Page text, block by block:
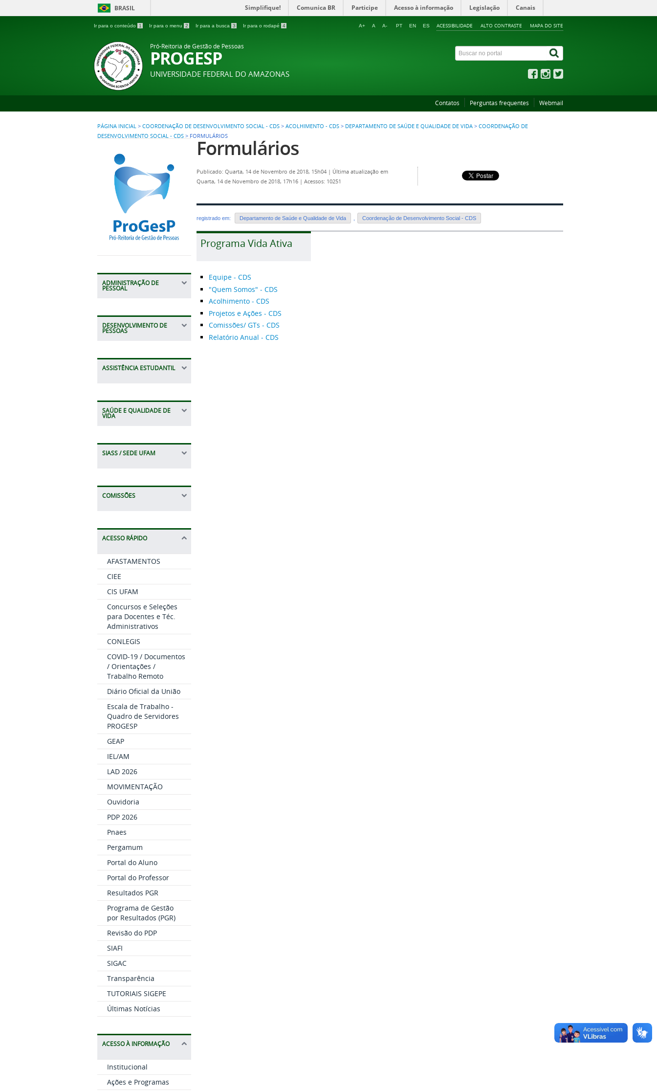
BRASIL Simplifique! Comunica BR Participe Acesso à informação Legislação Canais
Ir para o conteúdo 1 Ir para o menu 2 Ir para a busca 3 Ir para o rodapé 4 ACESSIBILIDADE ALTO CONTRASTE MAPA DO SITE
A+ A A- PT EN ES
Pró-Reitoria de Gestão de Pessoas
PROGESP
UNIVERSIDADE FEDERAL DO AMAZONAS
Contatos Perguntas frequentes Webmail
PÁGINA INICIAL > COORDENAÇÃO DE DESENVOLVIMENTO SOCIAL - CDS > ACOLHIMENTO - CDS > DEPARTAMENTO DE SAÚDE E QUALIDADE DE VIDA > COORDENAÇÃO DE
DESENVOLVIMENTO SOCIAL - CDS > FORMULÁRIOS
ADMINISTRAÇÃO DE
PESSOAL
DESENVOLVIMENTO DE
PESSOAS
ASSISTÊNCIA ESTUDANTIL
SAÚDE E QUALIDADE DE
VIDA
SIASS / SEDE UFAM
COMISSÕES
ACESSO RÁPIDO
AFASTAMENTOS
CIEE
CIS UFAM
Concursos e Seleções
para Docentes e Téc.
Administrativos
CONLEGIS
COVID-19 / Documentos
/ Orientações /
Trabalho Remoto
Diário Oficial da União
Escala de Trabalho -
Quadro de Servidores
PROGESP
GEAP
IEL/AM
LAD 2026
MOVIMENTAÇÃO
Ouvidoria
PDP 2026
Pnaes
Pergamum
Portal do Aluno
Portal do Professor
Resultados PGR
Programa de Gestão
por Resultados (PGR)
Revisão do PDP
SIAFI
SIGAC
Transparência
TUTORIAIS SIGEPE
Últimas Notícias
ACESSO À INFORMAÇÃO
Institucional
Ações e Programas
Formulários
Publicado: Quarta, 14 de Novembro de 2018, 15h04 | Última atualização em
Quarta, 14 de Novembro de 2018, 17h16 | Acessos: 10251
registrado em: Departamento de Saúde e Qualidade de Vida Coordenação de Desenvolvimento Social - CDS
Programa Vida Ativa
Equipe - CDS
"Quem Somos" - CDS
Acolhimento - CDS
Projetos e Ações - CDS
Comissões/ GTs - CDS
Relatório Anual - CDS